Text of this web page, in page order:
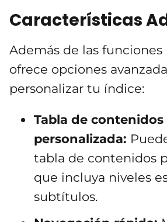
Características
Además de las funciones
ofrece opciones
personalizar tu índice:
Tabla de contenidos
personalizada:
tabla de contenidos
que incluya niveles
subtítulos.